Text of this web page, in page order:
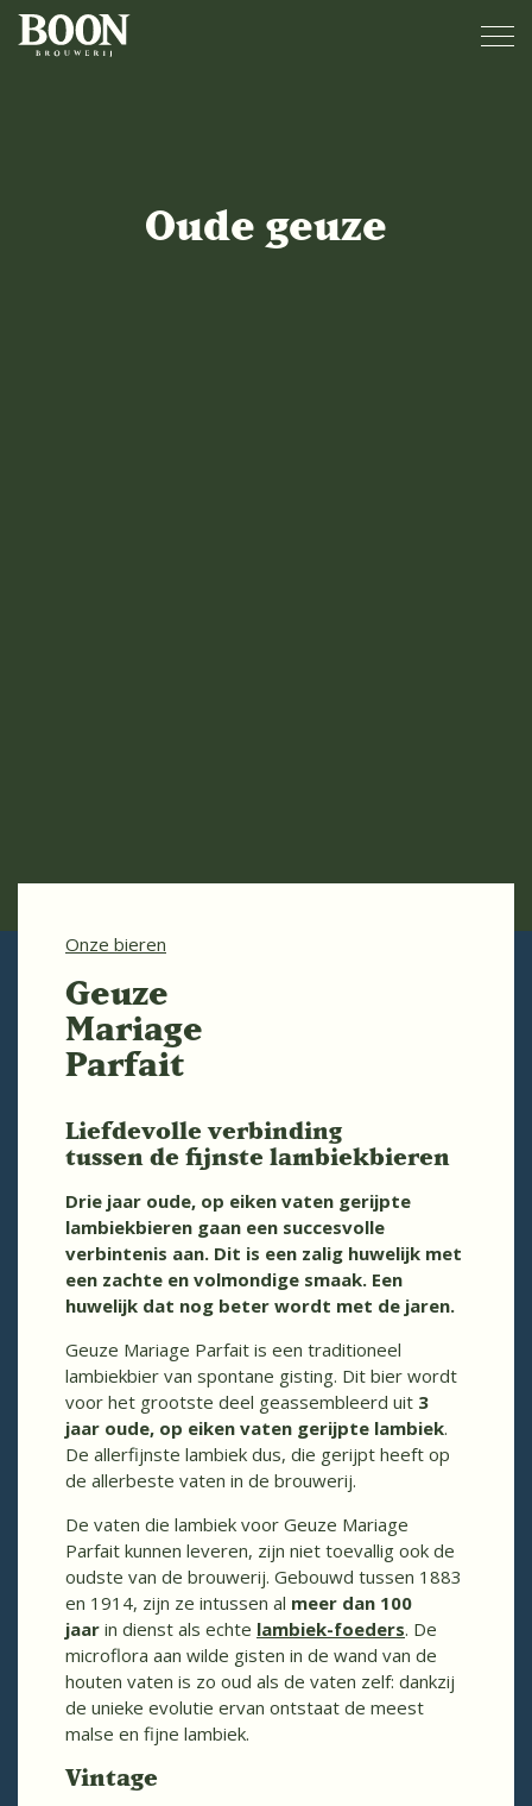
Oude geuze
Onze bieren
Geuze
Mariage
Parfait
Liefdevolle verbinding
tussen de fijnste lambiekbieren
Drie jaar oude, op eiken vaten gerijpte
lambiekbieren gaan een succesvolle
verbintenis aan. Dit is een zalig huwelijk met
een zachte en volmondige smaak. Een
huwelijk dat nog beter wordt met de jaren.
Geuze Mariage Parfait is een traditioneel
lambiekbier van spontane gisting. Dit bier wordt
voor het grootste deel geassembleerd uit 3
jaar oude, op eiken vaten gerijpte lambiek.
De allerfijnste lambiek dus, die gerijpt heeft op
de allerbeste vaten in de brouwerij.
De vaten die lambiek voor Geuze Mariage
Parfait kunnen leveren, zijn niet toevallig ook de
oudste van de brouwerij. Gebouwd tussen 1883
en 1914, zijn ze intussen al meer dan 100
jaar in dienst als echte lambiek-foeders. De
microflora aan wilde gisten in de wand van de
houten vaten is zo oud als de vaten zelf: dankzij
de unieke evolutie ervan ontstaat de meest
malse en fijne lambiek.
Vintage